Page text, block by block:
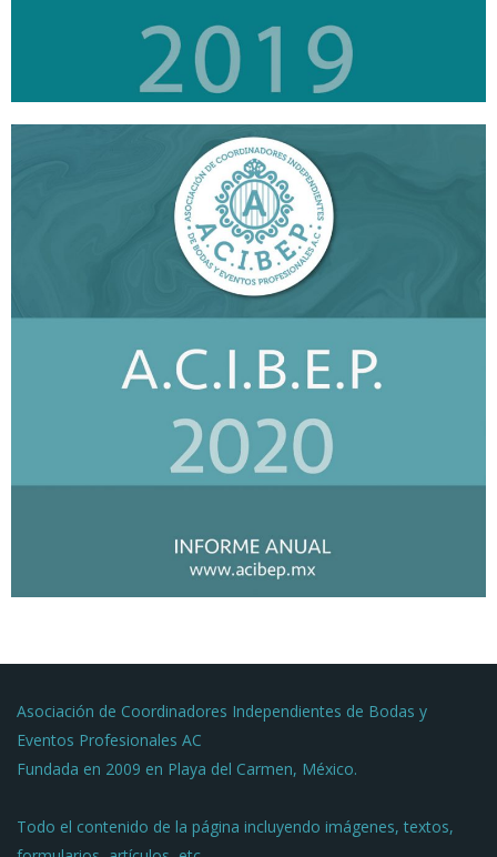
Asociación de Coordinadores Independientes de Bodas y
Eventos Profesionales AC
Fundada en 2009 en Playa del Carmen, México.
Todo el contenido de la página incluyendo imágenes, textos,